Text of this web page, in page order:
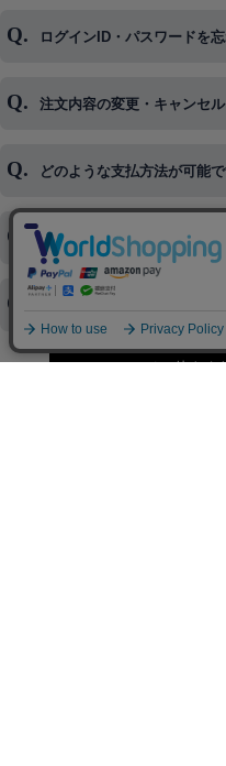
ログインID・パスワードを
◆下記ページより、ログイン
注文内容の変更・キャンセ
◆即日発送を行なっている
ご希望の場合は、お早めに
※発送後、発送準備が完了し
キャンセルをお断りさせて
了承ください。
どのような支払方法が可能で
◆代金引換・クレジットカー
済・AmazonPayなどがござい
商品や配送日時など、注文
すでに発送手配済みで、変
さい。
その他よく